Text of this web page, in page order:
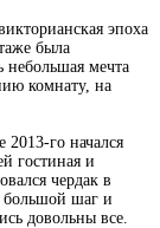
эпоха
была
небольшая мечта
комнату, на
2013-го начался
гостиная и
чердак в
большой шаг и
довольны все.